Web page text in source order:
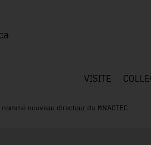
VISITE
nouveau directeur du MNACTEC